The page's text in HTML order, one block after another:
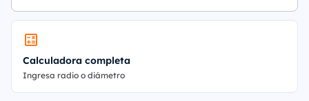
Calculadora completa
Ingresa radio o diámetro